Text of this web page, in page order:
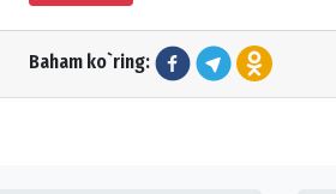
Baham ko`ring: